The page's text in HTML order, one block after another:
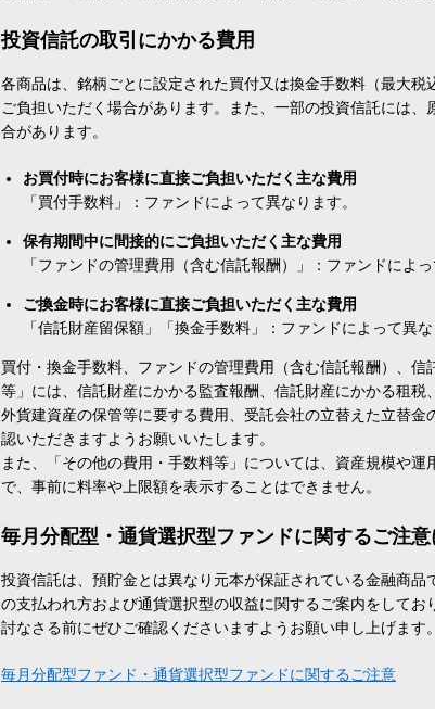
投資信託の取引にかかる費用
各商品は、銘柄ごとに設定された買付又は換金手数料（最大
ご負担いただく場合があります。また、一部の投資信託には
合があります。
お買付時にお客様に直接ご負担いただく主な費用
「買付手数料」：ファンドによって異なります。
保有期間中に間接的にご負担いただく主な費用
「ファンドの管理費用（含む信託報酬）」：ファンドによっ
ご換金時にお客様に直接ご負担いただく主な費用
「信託財産留保額」「換金手数料」：ファンドによって異な
買付・換金手数料、ファンドの管理費用（含む信託報酬）、
等」には、信託財産にかかる監査報酬、信託財産にかかる租
外貨建資産の保管等に要する費用、受託会社の立替えた立替
認いただきますようお願いいたします。
また、「その他の費用・手数料等」については、資産規模や
で、事前に料率や上限額を表示することはできません。
毎月分配型・通貨選択型ファンドに関するご注意
投資信託は、預貯金とは異なり元本が保証されている金融商
の支払われ方および通貨選択型の収益に関するご案内をして
討なさる前にぜひご確認くださいますようお願い申し上げます。
毎月分配型ファンド・通貨選択型ファンドに関するご注意